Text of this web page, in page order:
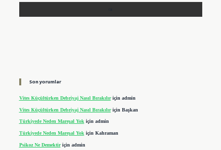
Son yorumlar
Vites Küçültürken Debriyaj Nasıl Bırakılıriçin admin
Vites Küçültürken Debriyaj Nasıl Bırakılıriçin Başkan
Türkiyede Neden Mareşal Yokiçin admin
Türkiyede Neden Mareşal Yok için Kahraman
Psikoz Ne Demektiriçin admin